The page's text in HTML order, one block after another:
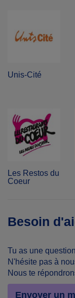
Unis-Cité
Les Restos du
Coeur
Besoin
Tu as une
N'hésite pas à
Nous te
Envoyer un